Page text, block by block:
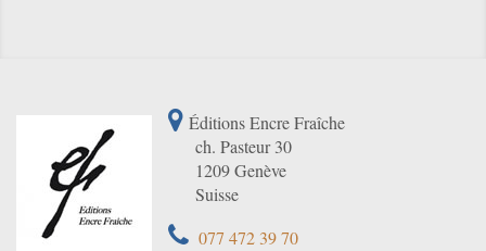
Éditions Encre Fraîche
ch. Pasteur 30
1209 Genève
Suisse
077 472 39 70